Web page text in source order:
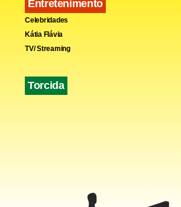
Entretenimento
Celebridades
Kátia Flávia
TV/ Streaming
Torcida